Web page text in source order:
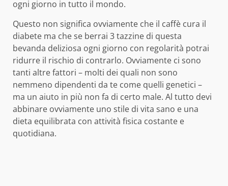
ogni giorno in tutto il mondo.
Questo non significa ovviamente che il caffè cura il
diabete ma che se berrai 3 tazzine di questa
bevanda deliziosa ogni giorno con regolarità potrai
ridurre il rischio di contrarlo. Ovviamente ci sono
tanti altre fattori – molti dei quali non sono
nemmeno dipendenti da te come quelli genetici –
ma un aiuto in più non fa di certo male. Al tutto devi
abbinare ovviamente uno stile di vita sano e una
dieta equilibrata con attività fisica costante e
quotidiana.